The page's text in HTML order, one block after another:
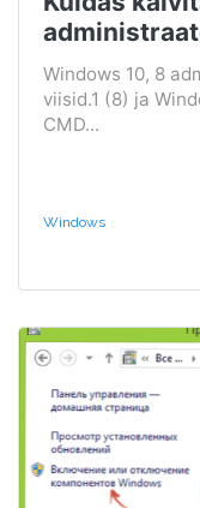
Windows 10, 8
viisid.1 (8) ja
CMD...
Windows